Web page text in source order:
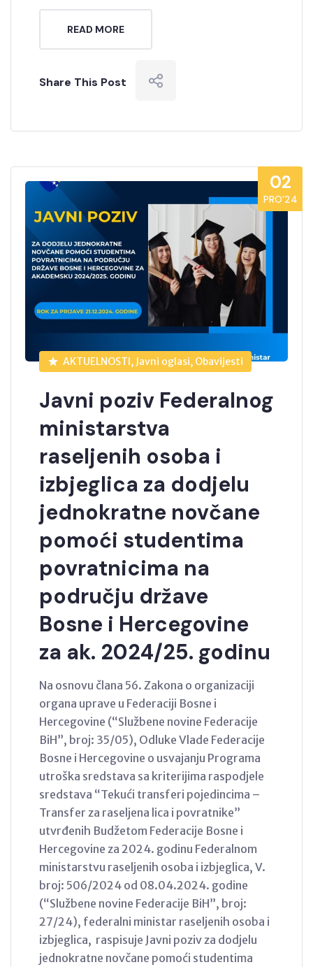
READ MORE
Share This Post
02
PRO’24
AKTUELNOSTI, Javni oglasi, Obavijesti
Javni poziv Federalnog
ministarstva
raseljenih osoba i
izbjeglica za dodjelu
jednokratne novčane
pomoći studentima
povratnicima na
području države
Bosne i Hercegovine
za ak. 2024/25. godinu
Na osnovu člana 56. Zakona o organizaciji
organa uprave u Federaciji Bosne i
Hercegovine (“Službene novine Federacije
BiH”, broj: 35/05), Odluke Vlade Federacije
Bosne i Hercegovine o usvajanju Programa
utroška sredstava sa kriterijima raspodjele
sredstava “Tekući transferi pojedincima –
Transfer za raseljena lica i povratnike”
utvrđenih Budžetom Federacije Bosne i
Hercegovine za 2024. godinu Federalnom
ministarstvu raseljenih osoba i izbjeglica, V.
broj: 506/2024 od 08.04.2024. godine
(“Službene novine Federacije BiH”, broj:
27/24), federalni ministar raseljenih osoba i
izbjeglica, raspisuje Javni poziv za dodjelu
jednokratne novčane pomoći studentima